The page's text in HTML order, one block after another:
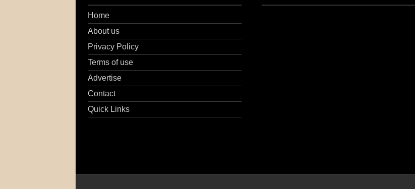
Home
About us
Privacy Policy
Terms of use
Advertise
Contact
Quick Links